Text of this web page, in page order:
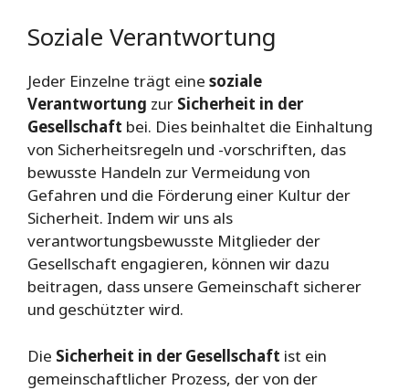
Soziale Verantwortung
Jeder Einzelne trägt eine soziale
Verantwortung zur Sicherheit in der
Gesellschaft bei. Dies beinhaltet die Einhaltung
von Sicherheitsregeln und -vorschriften, das
bewusste Handeln zur Vermeidung von
Gefahren und die Förderung einer Kultur der
Sicherheit. Indem wir uns als
verantwortungsbewusste Mitglieder der
Gesellschaft engagieren, können wir dazu
beitragen, dass unsere Gemeinschaft sicherer
und geschützter wird.
Die Sicherheit in der Gesellschaft ist ein
gemeinschaftlicher Prozess, der von der